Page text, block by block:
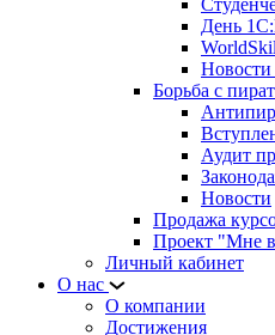
День
Новости
Борьба с
Аудит
Новости
Продажа
Проект "Мне
Личный кабинет
О нас
О компании
Достижения